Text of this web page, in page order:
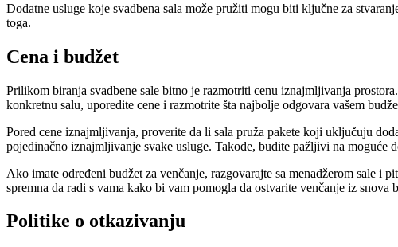
Dodatne usluge koje svadbena sala može pružiti mogu biti ključne za
toga.
Cena i budžet
Prilikom biranja svadbene sale bitno je razmotriti cenu iznajmljivanja
konkretnu salu, uporedite cene i razmotrite šta najbolje odgovara vašem
Pored cene iznajmljivanja, proverite da li sala pruža pakete koji uključuju
pojedinačno iznajmljivanje svake usluge. Takođe, budite pažljivi na moguće
Ako imate određeni budžet za venčanje, razgovarajte sa menadžerom sale i
spremna da radi s vama kako bi vam pomogla da ostvarite venčanje iz snova
Politike o otkazivanju